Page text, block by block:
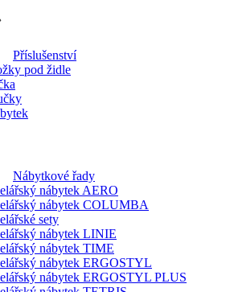
Příslušenství
pod židle
Nábytkové řady
nábytek AERO
nábytek COLUMBA
sety
nábytek LINIE
nábytek TIME
nábytek ERGOSTYL
nábytek ERGOSTYL PLUS